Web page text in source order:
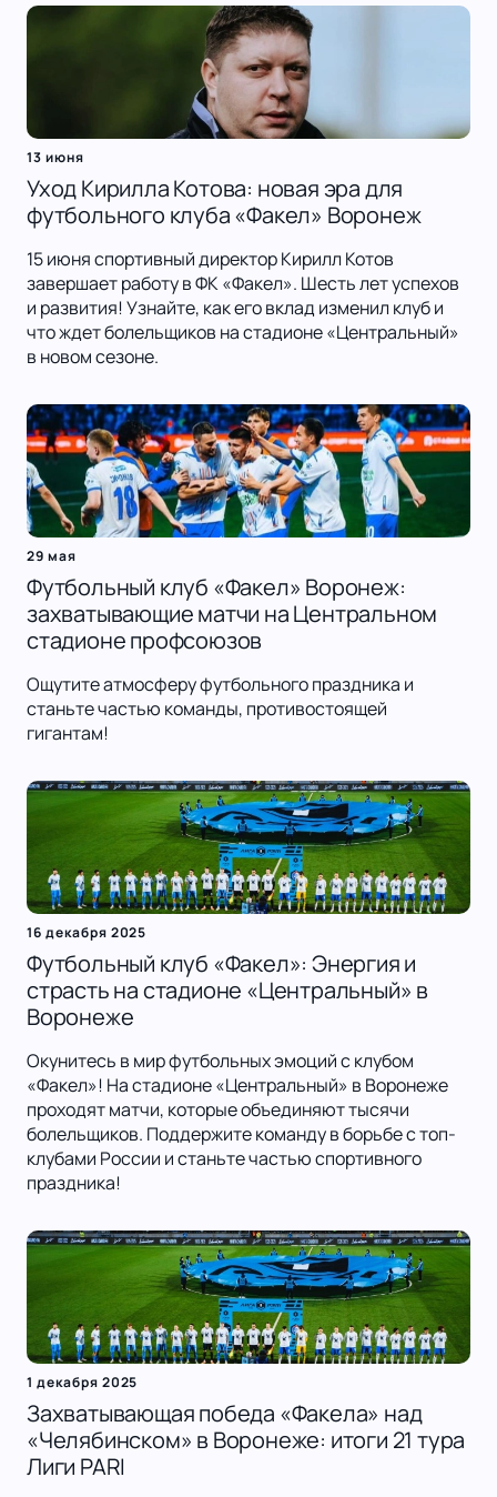
13 июня
Уход Кирилла Котова: новая эра для
футбольного клуба «Факел» Воронеж
15 июня спортивный директор Кирилл Котов
завершает работу в ФК «Факел». Шесть лет успехов
и развития! Узнайте, как его вклад изменил клуб и
что ждет болельщиков на стадионе «Центральный»
в новом сезоне.
29 мая
Футбольный клуб «Факел» Воронеж:
захватывающие матчи на Центральном
стадионе профсоюзов
Ощутите атмосферу футбольного праздника и
станьте частью команды, противостоящей
гигантам!
16 декабря 2025
Футбольный клуб «Факел»: Энергия и
страсть на стадионе «Центральный» в
Воронеже
Окунитесь в мир футбольных эмоций с клубом
«Факел»! На стадионе «Центральный» в Воронеже
проходят матчи, которые объединяют тысячи
болельщиков. Поддержите команду в борьбе с топ-
клубами России и станьте частью спортивного
праздника!
1 декабря 2025
Захватывающая победа «Факела» над
«Челябинском» в Воронеже: итоги 21 тура
Лиги PARI